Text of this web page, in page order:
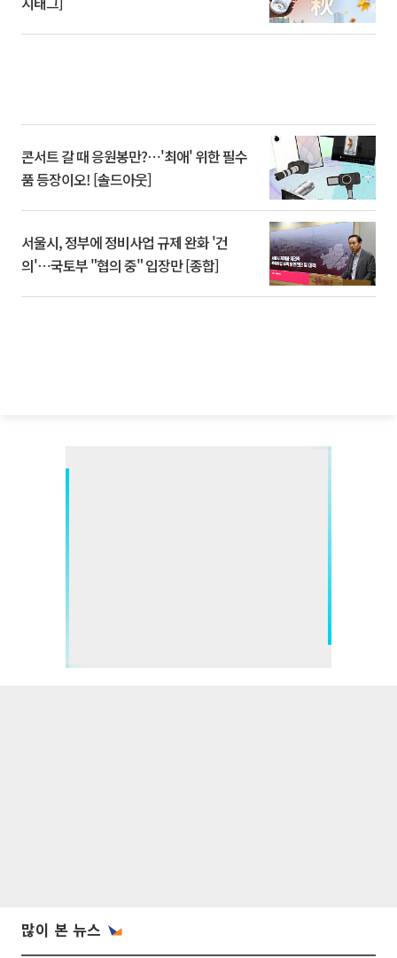
콘서트 갈 때 응원봉만?⋯'최애' 위한 필수
품 등장이오! [솔드아웃]
서울시, 정부에 정비사업 규제 완화 '건
의'⋯국토부 "협의 중" 입장만 [종합]
많이 본 뉴스